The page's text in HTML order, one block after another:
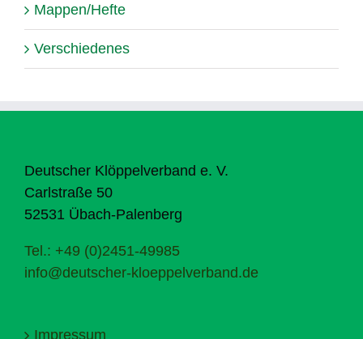
Mappen/Hefte
Verschiedenes
Deutscher Klöppelverband e. V.
Carlstraße 50
52531 Übach-Palenberg
Tel.: +49 (0)2451-49985
info@deutscher-kloeppelverband.de
Impressum